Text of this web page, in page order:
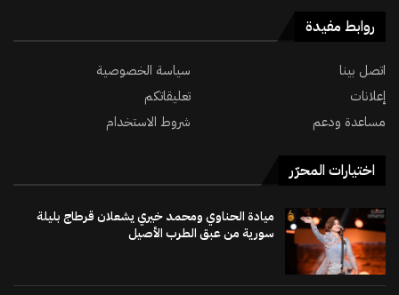
روابط مفيدة
اتصل بينا
سياسة الخصوصية
إعلانات
تعليقاتكم
مساعدة ودعم
شروط الاستخدام
اختيارات المحرّر
ميادة الحناوي ومحمد خيري يشعلان قرطاج بليلة
سورية من عبق الطرب الأصيل